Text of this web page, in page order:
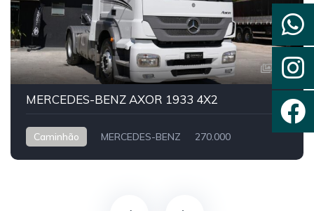
13
MERCEDES-BENZ AXOR 1933 4X2
Caminhão MERCEDES-BENZ 270.000